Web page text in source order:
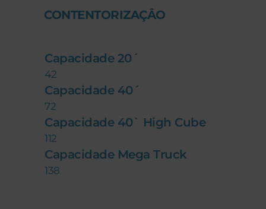
CONTENTORIZAÇÂO
Capacidade 20´
42
Capacidade 40´
72
Capacidade 40` High Cube
112
Capacidade Mega Truck
138